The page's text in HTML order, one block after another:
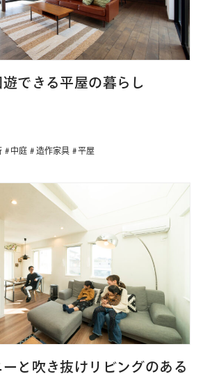
できる平屋の暮らし
中庭 造作家具 平屋
と吹き抜けリビングのある